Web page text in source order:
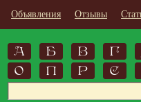
Объявления Отзывы
А Б В
Г
О
П Р С